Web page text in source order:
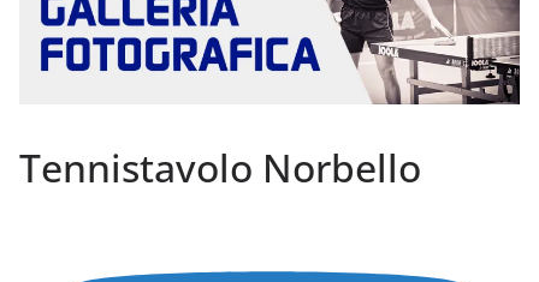
Tennistavolo Norbello